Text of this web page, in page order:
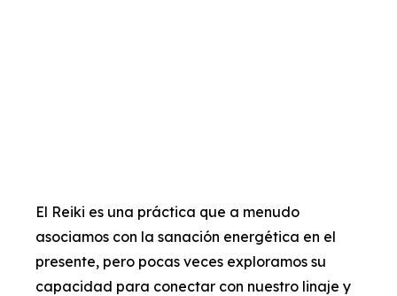
El Reiki es una práctica que a menudo
asociamos con la sanación energética en el
presente, pero pocas veces exploramos su
capacidad para conectar con nuestro linaje y